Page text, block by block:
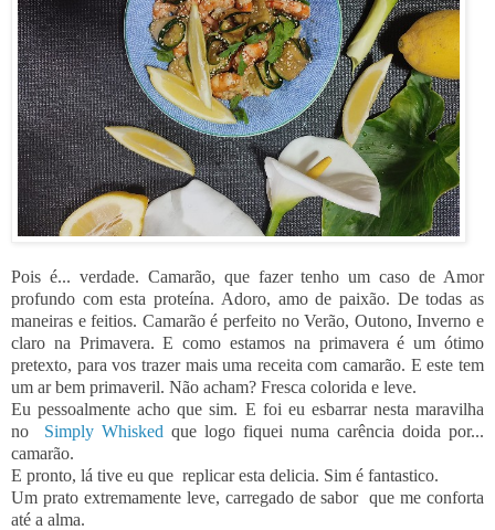
Pois é... verdade. Camarão, que fazer tenho um caso de Amor
profundo com esta proteína. Adoro, amo de paixão. De todas as
maneiras e feitios. Camarão é perfeito no Verão, Outono, Inverno e
claro na Primavera. E como estamos na primavera é um ótimo
pretexto, para vos trazer mais uma receita com camarão. E este tem
um ar bem primaveril. Não acham? Fresca colorida e leve.
Eu pessoalmente acho que sim. E foi eu esbarrar nesta maravilha
no
Simply Whisked que logo fiquei numa carência doida por...
camarão.
E pronto, lá tive eu que replicar esta delicia. Sim é fantastico.
Um prato extremamente leve, carregado de sabor que me conforta
até a alma.